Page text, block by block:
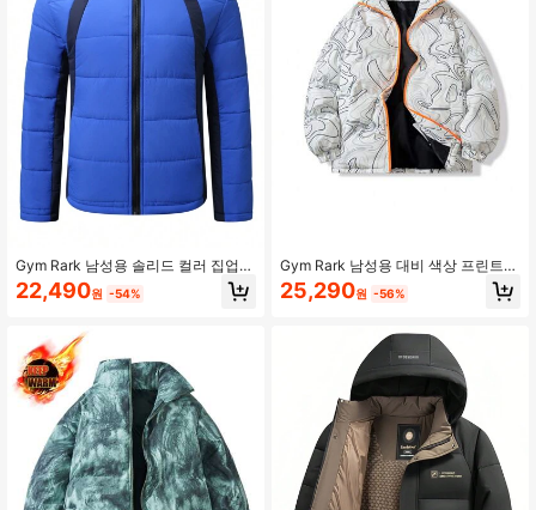
Gym Rark 남성용 솔리드 컬러 집업
전면 심플한 스포츠 재킷, 겨울용
22,490원 -54%
Gym Rark 남성용 대비 색상 프린트
스포츠 패딩 코트 패딩 재킷
25,290원 -56%